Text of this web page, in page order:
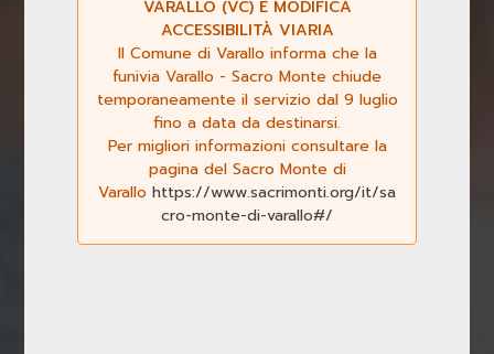
VARALLO (VC) E MODIFICA
ACCESSIBILITÀ VIARIA
Il Comune di Varallo informa che la
funivia Varallo - Sacro Monte chiude
temporaneamente il servizio dal 9 luglio
fino a data da destinarsi.
Per migliori informazioni consultare la
pagina del Sacro Monte di
Varallo https://www.sacrimonti.org/it/sa
cro-monte-di-varallo#/